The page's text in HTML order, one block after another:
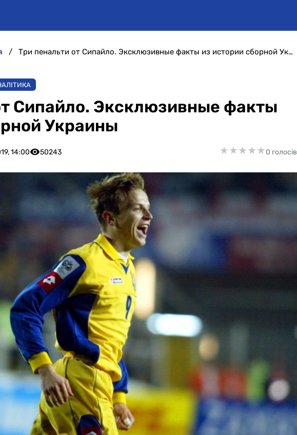
Три пенальти от Сипайло. Эксклюзивные факты из истории сборной Украины
Сипайло. Эксклюзивные факты
Украины
14:00 50243 ★★★★★
★★★★★0 голосів